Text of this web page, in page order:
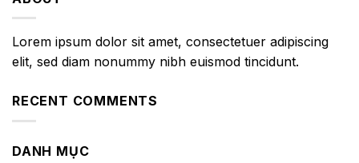
Lorem ipsum dolor sit amet, consectetuer adipiscing
elit, sed diam nonummy nibh euismod tincidunt.
RECENT COMMENTS
DANH MỤC